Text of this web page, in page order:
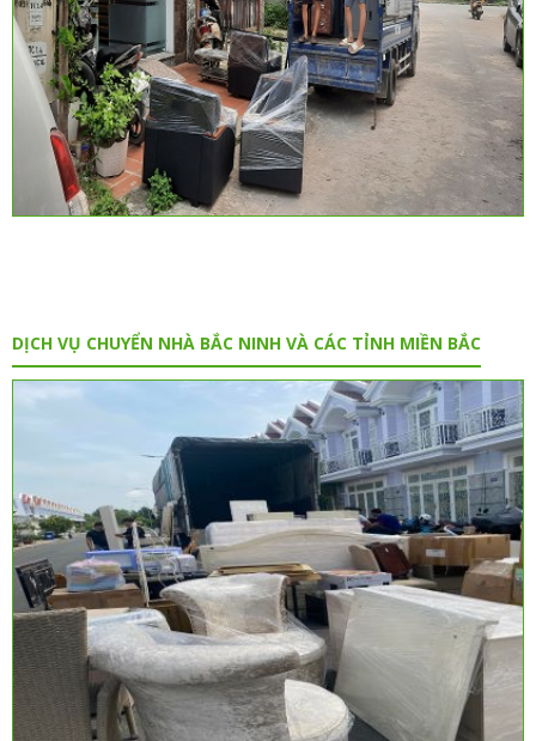
DỊCH VỤ CHUYỂN NHÀ BẮC NINH VÀ CÁC TỈNH MIỀN BẮC